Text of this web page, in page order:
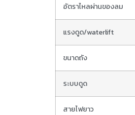
อัตราไหลผ่านของลม
แรงดูด/waterlift
ขนาดถัง
ระบบดูด
สายไฟยาว